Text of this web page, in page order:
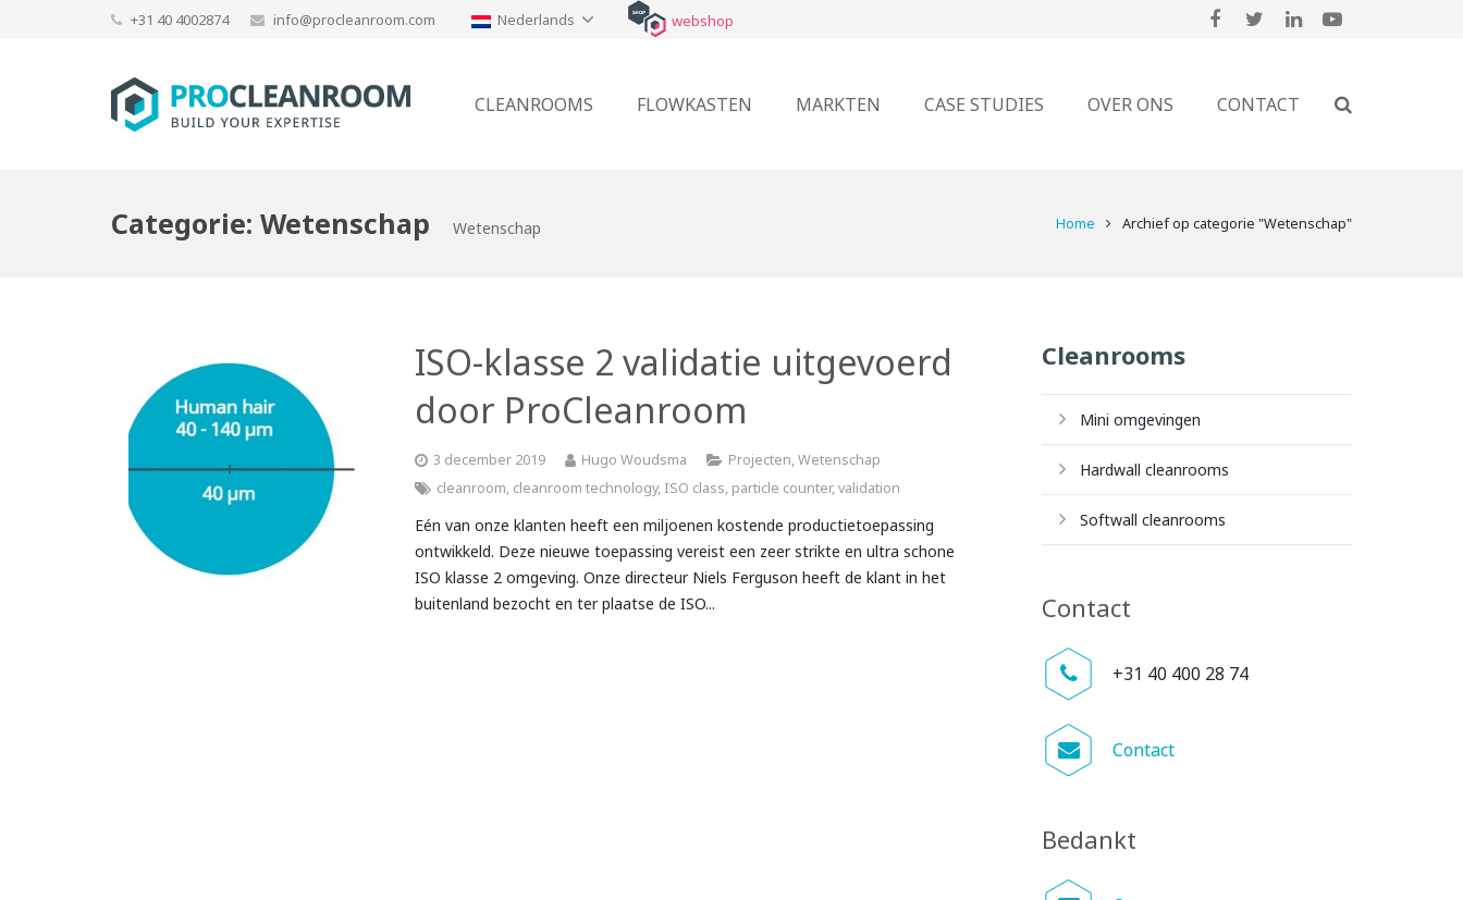
+31 40 4002874 info@procleanroom.com Nederlands webshop
CLEANROOMS FLOWKASTEN MARKTEN CASE STUDIES OVER ONS CONTACT
Categorie: Wetenschap Wetenschap Home Archief op categorie "Wetenschap"
ISO-klasse 2 validatie uitgevoerd
door ProCleanroom
3 december 2019 Hugo Woudsma Projecten,Wetenschap
cleanroom, cleanroom technology, ISO class, particle counter,validation
Eén van onze klanten heeft een miljoenen kostende productietoepassing
ontwikkeld. Deze nieuwe toepassing vereist een zeer strikte en ultra schone
ISO klasse 2 omgeving. Onze directeur Niels Ferguson heeft de klant in het
buitenland bezocht en ter plaatse de ISO...
Cleanrooms
Mini omgevingen
Hardwall cleanrooms
Softwall cleanrooms
Contact
+31 40 400 28 74
Contact
Bedankt